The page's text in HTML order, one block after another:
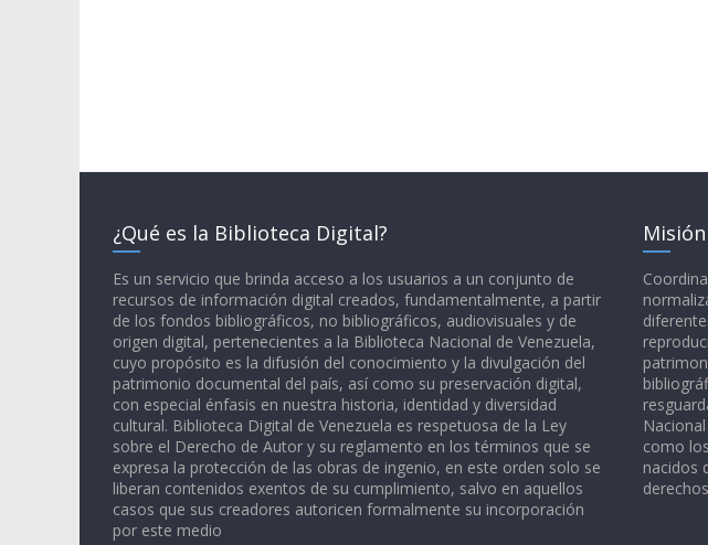
¿Qué es la Biblioteca Digital?
Es un servicio que brinda acceso a los usuarios a un conjunto de
recursos de información digital creados, fundamentalmente, a partir
de los fondos bibliográficos, no bibliográficos, audiovisuales y de
origen digital, pertenecientes a la Biblioteca Nacional de Venezuela,
cuyo propósito es la difusión del conocimiento y la divulgación del
patrimonio documental del país, así como su preservación digital,
con especial énfasis en nuestra historia, identidad y diversidad
cultural. Biblioteca Digital de Venezuela es respetuosa de la Ley
sobre el Derecho de Autor y su reglamento en los términos que se
expresa la protección de las obras de ingenio, en este orden solo se
liberan contenidos exentos de su cumplimiento, salvo en aquellos
casos que sus creadores autoricen formalmente su incorporación
por este medio
Misión
como
nacidos